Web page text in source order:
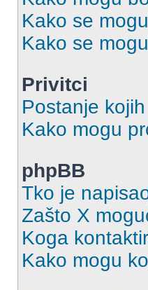
Kako se
Kako se
Privitci
Postanje
Kako mogu
phpBB
Tko je
Zašto X
Koga
Kako mogu